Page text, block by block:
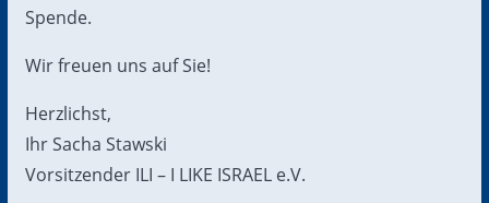
Spende.
Wir freuen uns auf Sie!
Herzlichst,
Ihr Sacha Stawski
Vorsitzender ILI – I LIKE ISRAEL e.V.